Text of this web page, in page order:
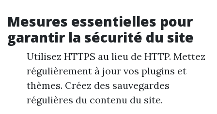
Mesures essentielles pour
garantir la sécurité du site
Utilisez HTTPS au lieu de HTTP. Mettez
régulièrement à jour vos plugins et
thèmes. Créez des sauvegardes
régulières du contenu du site.